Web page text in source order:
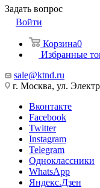
Задать вопрос
Войти
Корзина0
Избранные
sale@ktnd.ru
г. Москва, ул.
Вконтакте
Facebook
Twitter
Instagram
Telegram
Одноклассники
WhatsApp
Яндекс.Дзен